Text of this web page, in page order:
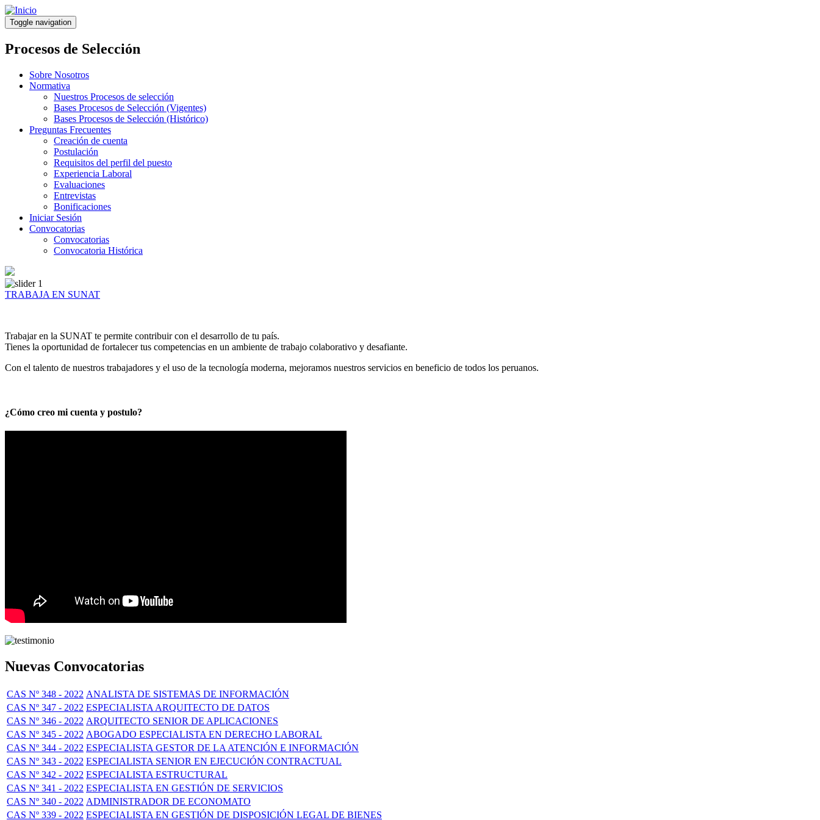
Pasar
al
contenido
principal
Toggle navigation
Procesos de Selección
Sobre Nosotros
Normativa
Nuestros Procesos de selección
Bases Procesos de Selección (Vigentes)
Bases Procesos de Selección (Histórico)
Preguntas Frecuentes
Creación de cuenta
Postulación
Requisitos del perfil del puesto
Experiencia Laboral
Evaluaciones
Entrevistas
Bonificaciones
Iniciar Sesión
Convocatorias
Convocatorias
Convocatoria Histórica
TRABAJA EN SUNAT
Trabajar en la SUNAT te permite contribuir con el desarrollo de tu país.
Tienes la oportunidad de fortalecer tus competencias en un ambiente de trabajo colaborativo y desafiante.
Con el talento de nuestros trabajadores y el uso de la tecnología moderna, mejoramos nuestros servicios en beneficio de todos los peruanos.
¿Cómo creo mi cuenta y postulo?
Nuevas Convocatorias
CAS Nº 348 - 2022 ANALISTA DE SISTEMAS DE INFORMACIÓN
CAS Nº 347 - 2022 ESPECIALISTA ARQUITECTO DE DATOS
CAS Nº 346 - 2022 ARQUITECTO SENIOR DE APLICACIONES
CAS Nº 345 - 2022 ABOGADO ESPECIALISTA EN DERECHO LABORAL
CAS Nº 344 - 2022 ESPECIALISTA GESTOR DE LA ATENCIÓN E INFORMACIÓN
CAS Nº 343 - 2022 ESPECIALISTA SENIOR EN EJECUCIÓN CONTRACTUAL
CAS Nº 342 - 2022 ESPECIALISTA ESTRUCTURAL
CAS Nº 341 - 2022 ESPECIALISTA EN GESTIÓN DE SERVICIOS
CAS Nº 340 - 2022 ADMINISTRADOR DE ECONOMATO
CAS Nº 339 - 2022 ESPECIALISTA EN GESTIÓN DE DISPOSICIÓN LEGAL DE BIENES